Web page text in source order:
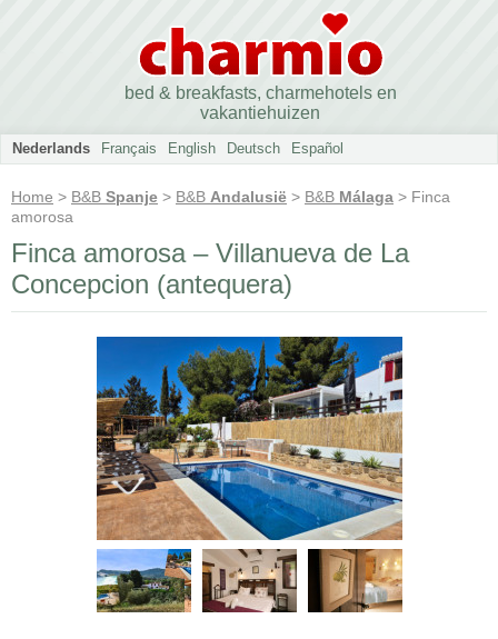
bed & breakfasts, charmehotels en
vakantiehuizen
Nederlands Français English Deutsch Español
Home > B&B Spanje > B&B Andalusië > B&B Málaga > Finca
amorosa
Finca amorosa – Villanueva de La
Concepcion (antequera)